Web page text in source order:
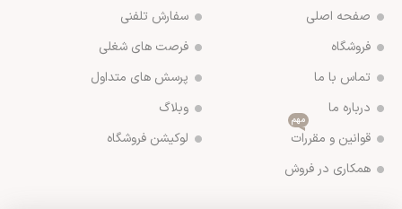
صفحه اصلی
فروشگاه
تماس با ما
درباره ما
قوانین و مقررات
مهم
همکاری در فروش
سفارش تلفنی
فرصت های شغلی
پرسش های متداول
وبلاگ
لوکیشن فروشگاه